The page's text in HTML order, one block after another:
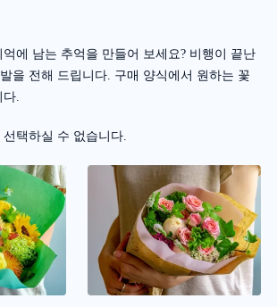
에 남는 추억을 만들어 보세요? 비행이 끝난
을 전해 드립니다. 구매 양식에서 원하는 꽃
다.
택하실 수 없습니다.